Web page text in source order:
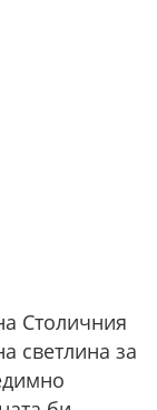
Столичния
светлина за